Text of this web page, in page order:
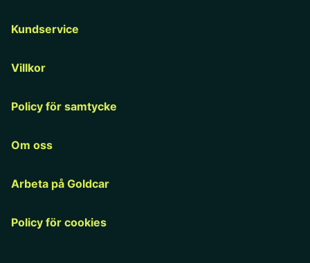
Kundservice
Villkor
Policy för samtycke
Om oss
Arbeta på Goldcar
Policy för cookies